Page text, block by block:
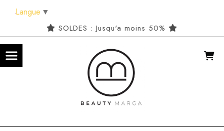
SOLDES : Jusqu'a moins 50%
Langue ▼